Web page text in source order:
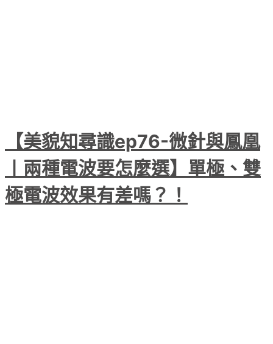
【美貌知尋識ep76-微針與鳳凰
〡兩種電波要怎麼選】單極、雙
極電波效果有差嗎？！